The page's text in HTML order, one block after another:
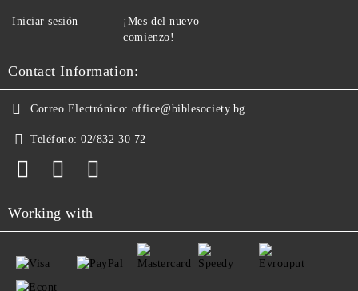
Iniciar sesión
¡Mes del nuevo
comienzo!
Contact Information:
Correo Electrónico: office@biblesociety.bg
Teléfono: 02/832 30 72
Working with